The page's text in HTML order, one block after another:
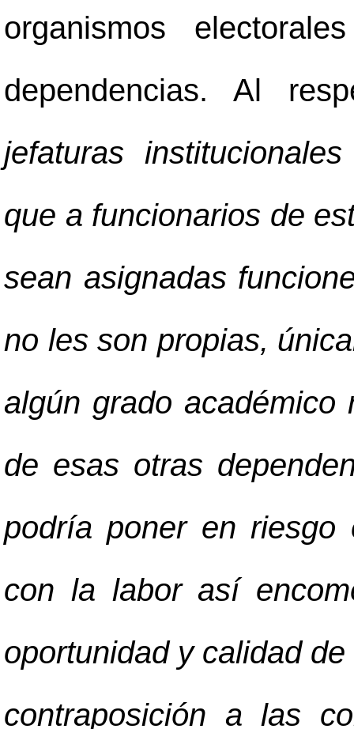
organismos
dependencias. Al
jefaturas
que a funcionarios de
sean asignadas
no les son propias,
algún grado académico
de esas otras
podría poner en
con la labor así
oportunidad y calidad
contraposición a las